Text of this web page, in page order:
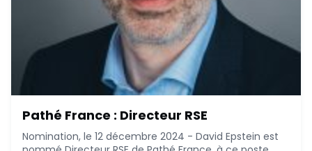
Pathé France : Directeur RSE
Nomination, le 12 décembre 2024 - David Epstein est